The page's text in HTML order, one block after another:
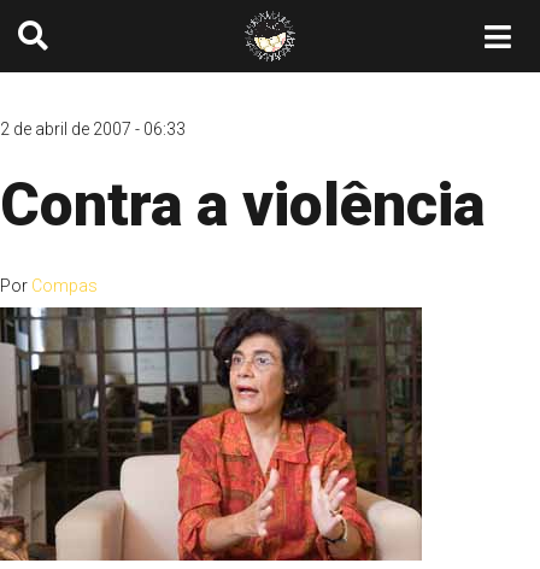
2 de abril de 2007 - 06:33
Contra a violência
Por Compas